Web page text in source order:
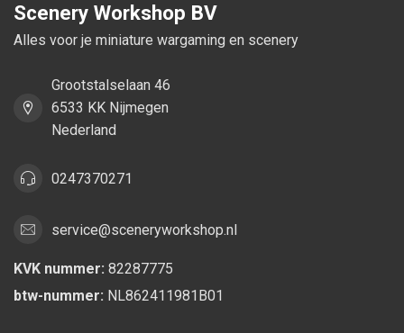
Scenery Workshop BV
Alles voor je miniature wargaming en scenery
Grootstalselaan 46
6533 KK Nijmegen
Nederland
0247370271
service@sceneryworkshop.nl
KVK nummer: 82287775
btw-nummer: NL862411981B01